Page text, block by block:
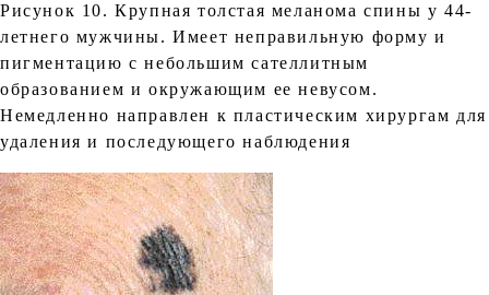
Рисунок 10. Крупная толстая меланома спины у 44-
летнего мужчины. Имеет неправильную форму и
пигментацию с небольшим сателлитным
образованием и окружающим ее невусом.
Немедленно направлен к пластическим хирургам для
удаления и последующего наблюдения